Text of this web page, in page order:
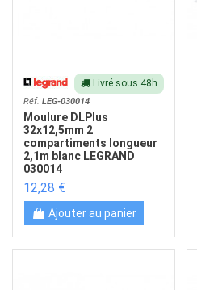
Livré sous 48h
Réf.LEG-030014
Moulure DLPlus
32x12,5mm 2
compartiments longueur
2,1m blanc LEGRAND
030014
12,28 €
Ajouter au panier